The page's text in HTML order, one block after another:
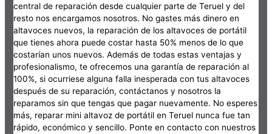
central de reparación desde cualquier parte de Teruel y del
resto nos encargamos nosotros. No gastes más dinero en
altavoces nuevos, la reparación de los altavoces de portátil
que tienes ahora puede costar hasta 50% menos de lo que
costarían unos nuevos. Además de todas estas ventajas y
profesionalismo, te ofrecemos una garantía de reparación al
100%, si ocurriese alguna falla inesperada con tus altavoces
después de su reparación, contáctanos y nosotros la
reparamos sin que tengas que pagar nuevamente. No esperes
más, reparar mini altavoz de portátil en Teruel nunca fue tan
rápido, económico y sencillo. Ponte en contacto con nuestros